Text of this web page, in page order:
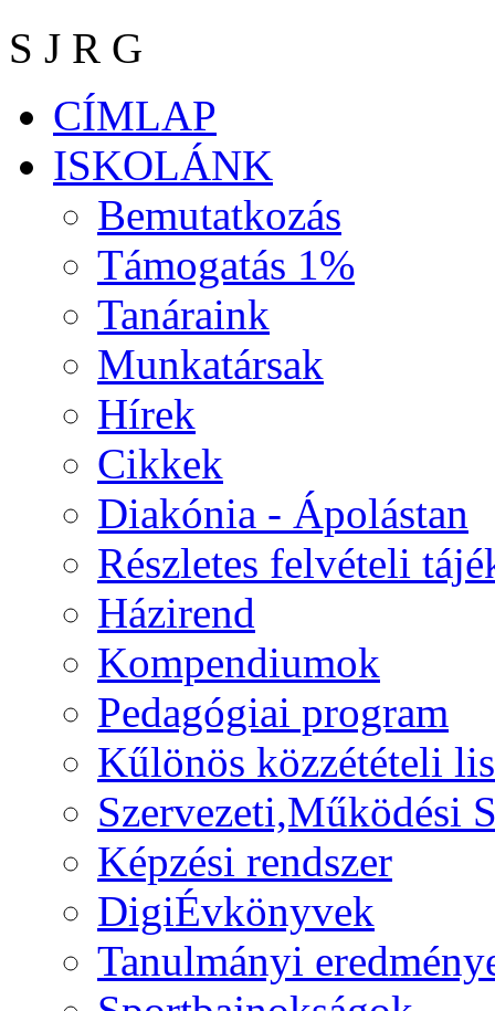
S J R G
CÍMLAP
ISKOLÁNK
Bemutatkozás
Támogatás 1%
Tanáraink
Munkatársak
Hírek
Cikkek
Diakónia - Ápolástan
Részletes felvételi
Házirend
Kompendiumok
Pedagógiai program
Kűlönös közzétételi
Szervezeti,Működési
Képzési rendszer
DigiÉvkönyvek
Tanulmányi